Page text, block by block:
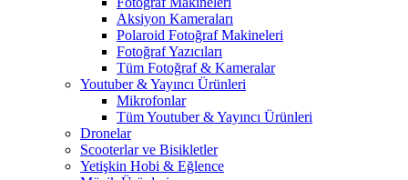
Aksiyon Kameraları
Polaroid Fotoğraf Makineleri
Fotoğraf Yazıcıları
Tüm Fotoğraf & Kameralar
Youtuber & Yayıncı Ürünleri
Mikrofonlar
Tüm Youtuber & Yayıncı Ürünleri
Dronelar
Scooterlar ve Bisikletler
Yetişkin Hobi & Eğlence